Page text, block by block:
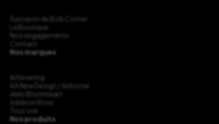
À propos de Bob Corner
La Boutique
Nos engagements
Contact
Nos marques
&Klevering
AA New Design / Airborne
Ablo Blommeart
Addison Ross
Tout voir
Nos produits